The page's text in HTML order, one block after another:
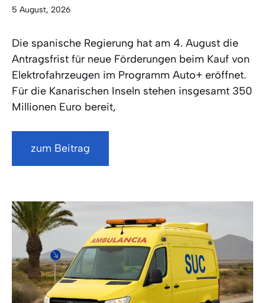
5 August, 2026
Die spanische Regierung hat am 4. August die
Antragsfrist für neue Förderungen beim Kauf von
Elektrofahrzeugen im Programm Auto+ eröffnet.
Für die Kanarischen Inseln stehen insgesamt 350
Millionen Euro bereit,
zum Beitrag